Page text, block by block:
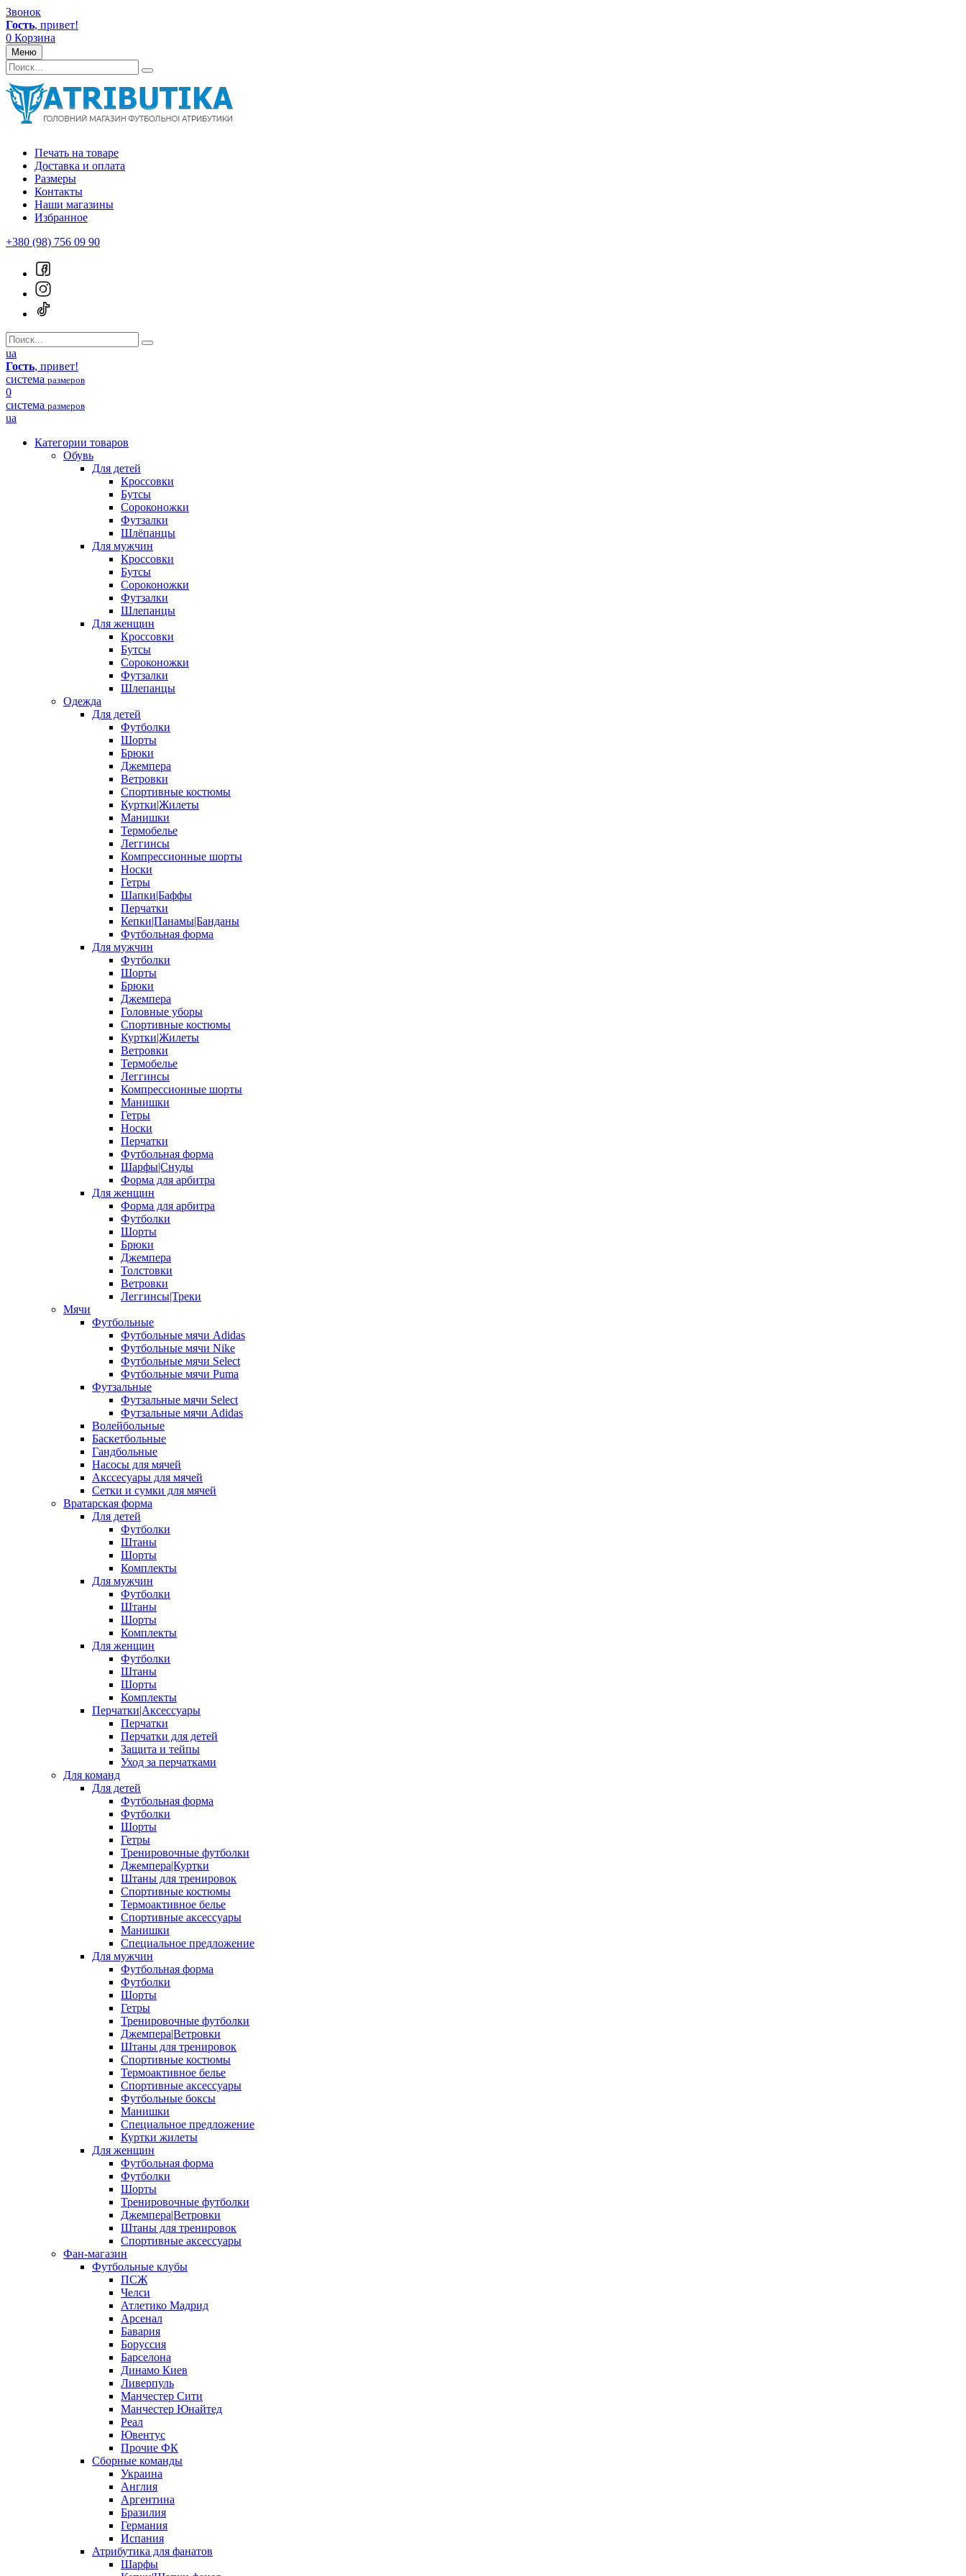
Звонок
Гость, привет!
0 Корзина
Меню
Печать на товаре
Доставка и оплата
Размеры
Контакты
Наши магазины
Избранное
+380 (98) 756 09 90
ua
Гость, привет!
система размеров
0
система размеров
ua
Категории товаров
Обувь
Для детей
Кроссовки
Бутсы
Сороконожки
Футзалки
Шлёпанцы
Для мужчин
Кроссовки
Бутсы
Сороконожки
Футзалки
Шлепанцы
Для женщин
Кроссовки
Бутсы
Сороконожки
Футзалки
Шлепанцы
Одежда
Для детей
Футболки
Шорты
Брюки
Джемпера
Ветровки
Спортивные костюмы
Куртки|Жилеты
Манишки
Термобелье
Леггинсы
Компрессионные шорты
Носки
Гетры
Шапки|Баффы
Перчатки
Кепки|Панамы|Банданы
Футбольная форма
Для мужчин
Футболки
Шорты
Брюки
Джемпера
Головные уборы
Спортивные костюмы
Куртки|Жилеты
Ветровки
Термобелье
Леггинсы
Компрессионные шорты
Манишки
Гетры
Носки
Перчатки
Футбольная форма
Шарфы|Снуды
Форма для арбитра
Для женщин
Форма для арбитра
Футболки
Шорты
Брюки
Джемпера
Толстовки
Ветровки
Леггинсы|Треки
Мячи
Футбольные
Футбольные мячи Adidas
Футбольные мячи Nike
Футбольные мячи Select
Футбольные мячи Puma
Футзальные
Футзальные мячи Select
Футзальные мячи Adidas
Волейбольные
Баскетбольные
Гандбольные
Насосы для мячей
Акссесуары для мячей
Сетки и сумки для мячей
Вратарская форма
Для детей
Футболки
Штаны
Шорты
Комплекты
Для мужчин
Футболки
Штаны
Шорты
Комплекты
Для женщин
Футболки
Штаны
Шорты
Комплекты
Перчатки|Аксессуары
Перчатки
Перчатки для детей
Защита и тейпы
Уход за перчатками
Для команд
Для детей
Футбольная форма
Футболки
Шорты
Гетры
Тренировочные футболки
Джемпера|Куртки
Штаны для тренировок
Спортивные костюмы
Термоактивное белье
Спортивные аксессуары
Манишки
Специальное предложение
Для мужчин
Футбольная форма
Футболки
Шорты
Гетры
Тренировочные футболки
Джемпера|Ветровки
Штаны для тренировок
Спортивные костюмы
Термоактивное белье
Спортивные аксессуары
Футбольные боксы
Манишки
Специальное предложение
Куртки жилеты
Для женщин
Футбольная форма
Футболки
Шорты
Тренировочные футболки
Джемпера|Ветровки
Штаны для тренировок
Спортивные аксессуары
Фан-магазин
Футбольные клубы
ПСЖ
Челси
Атлетико Мадрид
Арсенал
Бавария
Боруссия
Барселона
Динамо Киев
Ливерпуль
Манчестер Сити
Манчестер Юнайтед
Реал
Ювентус
Прочие ФК
Сборные команды
Украина
Англия
Аргентина
Бразилия
Германия
Испания
Атрибутика для фанатов
Шарфы